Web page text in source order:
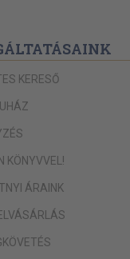
KERESŐ
KÖNYVVEL!
ÁRAINK